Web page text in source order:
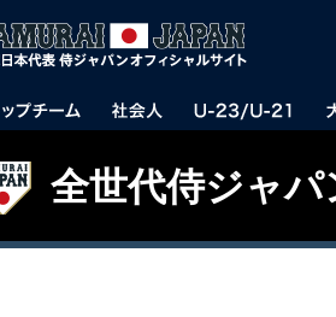
全世代侍ジャパ